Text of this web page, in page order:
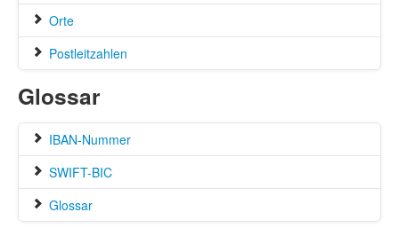
Orte
Postleitzahlen
Glossar
IBAN-Nummer
SWIFT-BIC
Glossar